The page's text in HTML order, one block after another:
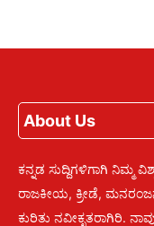
About Us
ಕನ್ನಡ ಸುದ್ದಿಗಳಿಗಾಗಿ ನಿಮ್ಮ
ರಾಜಕೀಯ, ಕ್ರೀಡೆ,
ಕುರಿತು ನವೀಕೃತರಾಗಿರಿ.